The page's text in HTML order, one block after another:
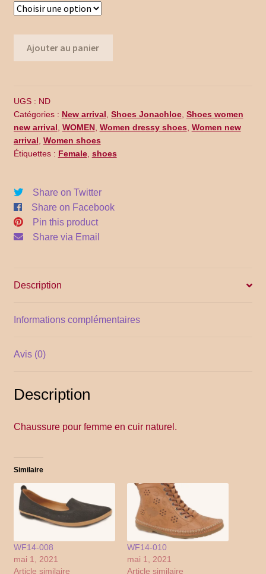
Privacy Policy
Promo Code
Shipping
Shop all collections
Time Clock
Time Slots Booking
Gallery
Ajouter au panier
UGS : ND
Catégories : New arrival, Shoes Jonachloe, Shoes women
new arrival, WOMEN, Women dressy shoes, Women new
arrival, Women shoes
Étiquettes : Female, shoes
Share on Twitter
Share on Facebook
Pin this product
Share via Email
Description
Informations complémentaires
Avis (0)
Description
Chaussure pour femme en cuir naturel.
Similaire
WF14-008
mai 1, 2021
Article similaire
WF14-010
mai 1, 2021
Article similaire